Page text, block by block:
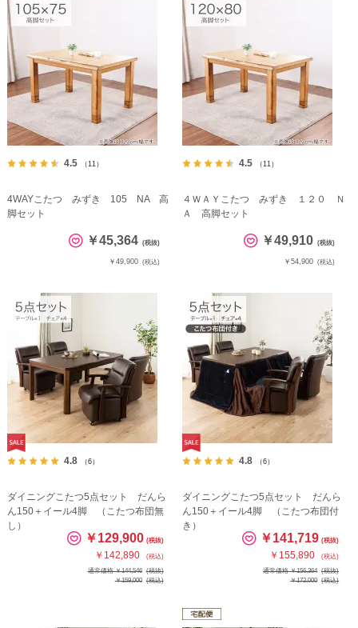
4.5 （11）
4WAYこたつ みずき 105 NA 高
脚セット
￥45,364 (税抜)
￥49,900 (税込)
4.5 （11）
４ＷＡＹこたつ みずき １２０ Ｎ
Ａ 高脚セット
￥49,910 (税抜)
￥54,900 (税込)
4.8 （6）
ダイニングこたつ5点セット だんら
ん150＋イール4脚 （こたつ布団無
し）
￥129,900 (税抜)
￥142,890
(税込)
通常価格 ￥144,546 (税抜)
￥159,000 (税込)
4.8 （6）
ダイニングこたつ5点セット だんら
ん150＋イール4脚 （こたつ布団付
き）
￥141,719 (税抜)
￥155,890
(税込)
通常価格 ￥156,364 (税抜)
￥172,000 (税込)